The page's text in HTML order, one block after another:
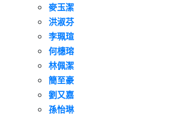
麥玉潔
洪淑芬
李珮瑄
何橞瑢
林佩潔
簡至豪
劉又嘉
孫怡琳